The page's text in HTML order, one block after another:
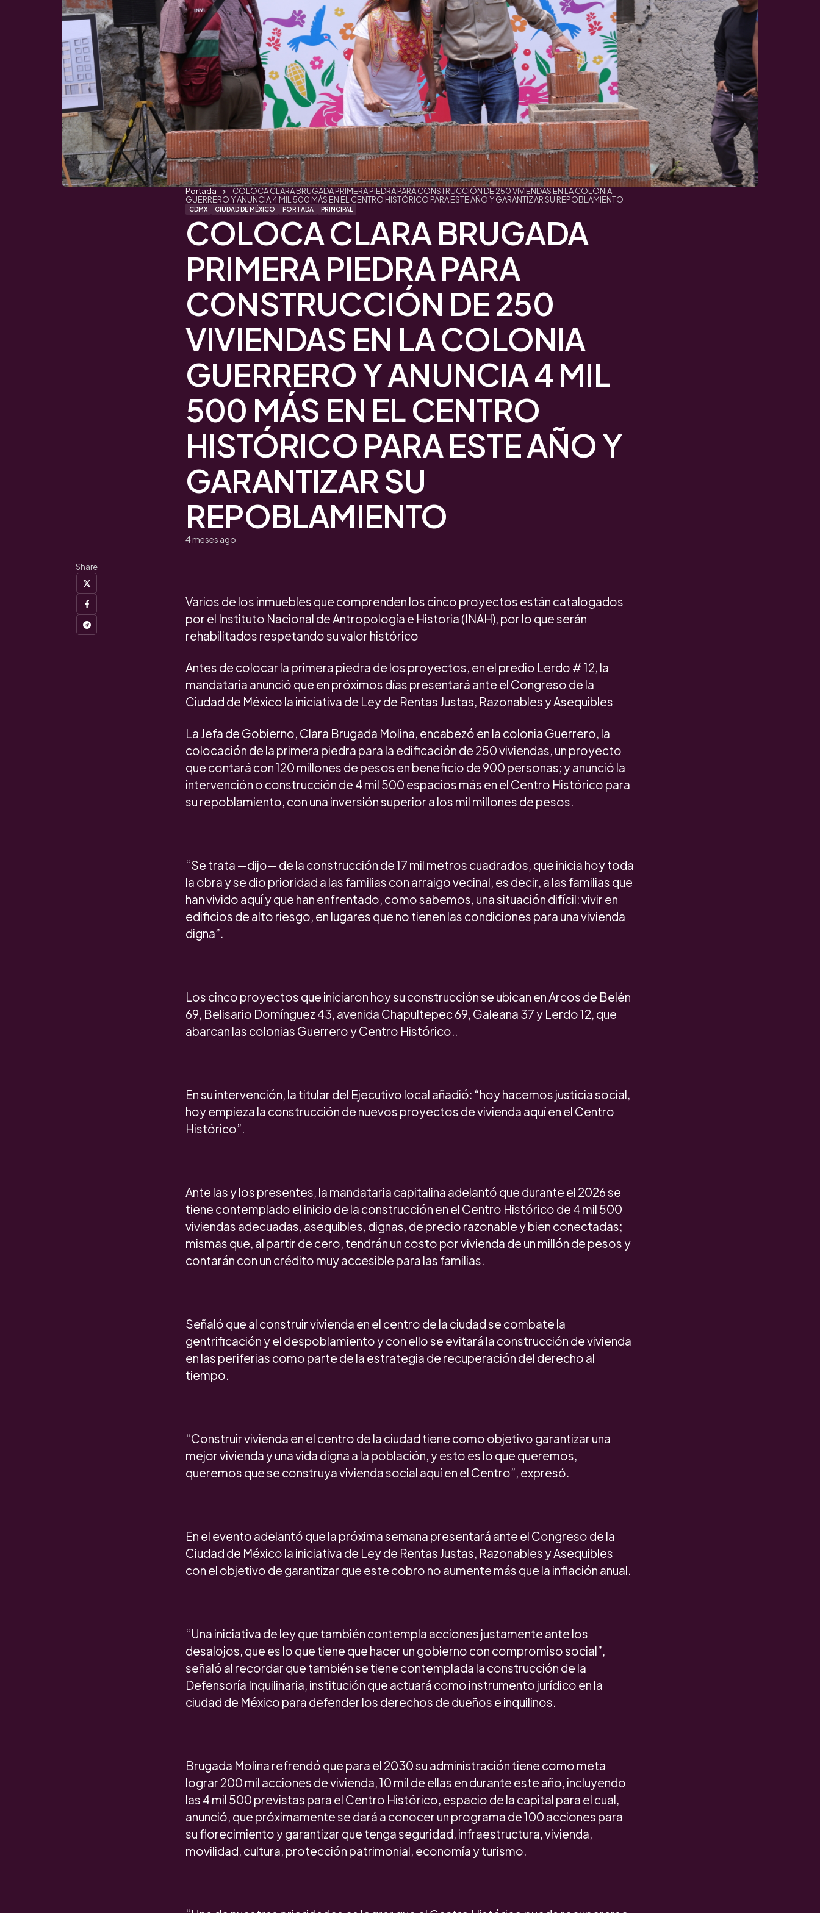
CDMX CIUDAD DE MÉXICO PORTADA PRINCIPAL
COLOCA CLARA BRUGADA
PRIMERA PIEDRA PARA
CONSTRUCCIÓN DE 250
VIVIENDAS EN LA COLONIA
GUERRERO Y ANUNCIA 4 MIL
500 MÁS EN EL CENTRO
HISTÓRICO PARA ESTE AÑO Y
GARANTIZAR SU
REPOBLAMIENTO
4 meses ago
Portada
COLOCA CLARA BRUGADA PRIMERA PIEDRA PARA CONSTRUCCIÓN DE 250 VIVIENDAS EN LA COLONIA
GUERRERO Y ANUNCIA 4 MIL 500 MÁS EN EL CENTRO HISTÓRICO PARA ESTE AÑO Y GARANTIZAR SU REPOBLAMIENTO
Share
Varios de los inmuebles que comprenden los cinco proyectos están catalogados
por el Instituto Nacional de Antropología e Historia (INAH), por lo que serán
rehabilitados respetando su valor histórico
Antes de colocar la primera piedra de los proyectos, en el predio Lerdo # 12, la
mandataria anunció que en próximos días presentará ante el Congreso de la
Ciudad de México la iniciativa de Ley de Rentas Justas, Razonables y Asequibles
La Jefa de Gobierno, Clara Brugada Molina, encabezó en la colonia Guerrero, la
colocación de la primera piedra para la edificación de 250 viviendas, un proyecto
que contará con 120 millones de pesos en beneficio de 900 personas; y anunció la
intervención o construcción de 4 mil 500 espacios más en el Centro Histórico para
su repoblamiento, con una inversión superior a los mil millones de pesos.
“Se trata —dijo— de la construcción de 17 mil metros cuadrados, que inicia hoy toda
la obra y se dio prioridad a las familias con arraigo vecinal, es decir, a las familias que
han vivido aquí y que han enfrentado, como sabemos, una situación difícil: vivir en
edificios de alto riesgo, en lugares que no tienen las condiciones para una vivienda
digna”.
Los cinco proyectos que iniciaron hoy su construcción se ubican en Arcos de Belén
69, Belisario Domínguez 43, avenida Chapultepec 69, Galeana 37 y Lerdo 12, que
abarcan las colonias Guerrero y Centro Histórico..
En su intervención, la titular del Ejecutivo local añadió: “hoy hacemos justicia social,
hoy empieza la construcción de nuevos proyectos de vivienda aquí en el Centro
Histórico”.
Ante las y los presentes, la mandataria capitalina adelantó que durante el 2026 se
tiene contemplado el inicio de la construcción en el Centro Histórico de 4 mil 500
viviendas adecuadas, asequibles, dignas, de precio razonable y bien conectadas;
mismas que, al partir de cero, tendrán un costo por vivienda de un millón de pesos y
contarán con un crédito muy accesible para las familias.
Señaló que al construir vivienda en el centro de la ciudad se combate la
gentrificación y el despoblamiento y con ello se evitará la construcción de vivienda
en las periferias como parte de la estrategia de recuperación del derecho al
tiempo.
“Construir vivienda en el centro de la ciudad tiene como objetivo garantizar una
mejor vivienda y una vida digna a la población, y esto es lo que queremos,
queremos que se construya vivienda social aquí en el Centro”, expresó.
En el evento adelantó que la próxima semana presentará ante el Congreso de la
Ciudad de México la iniciativa de Ley de Rentas Justas, Razonables y Asequibles
con el objetivo de garantizar que este cobro no aumente más que la inflación anual.
“Una iniciativa de ley que también contempla acciones justamente ante los
desalojos, que es lo que tiene que hacer un gobierno con compromiso social”,
señaló al recordar que también se tiene contemplada la construcción de la
Defensoría Inquilinaria, institución que actuará como instrumento jurídico en la
ciudad de México para defender los derechos de dueños e inquilinos.
Brugada Molina refrendó que para el 2030 su administración tiene como meta
lograr 200 mil acciones de vivienda, 10 mil de ellas en durante este año, incluyendo
las 4 mil 500 previstas para el Centro Histórico, espacio de la capital para el cual,
anunció, que próximamente se dará a conocer un programa de 100 acciones para
su florecimiento y garantizar que tenga seguridad, infraestructura, vivienda,
movilidad, cultura, protección patrimonial, economía y turismo.